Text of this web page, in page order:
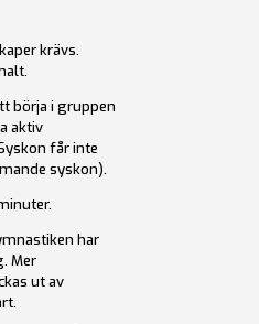
krävs.
börja i gruppen
aktiv
får inte
syskon).
har
Mer
ut av